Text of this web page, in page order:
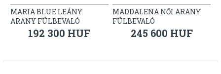
MARIA BLUE LEÁNY
ARANY FÜLBEVALÓ
192 300 HUF
MADDALENA NŐI ARANY
FÜLBEVALÓ
245 600 HUF